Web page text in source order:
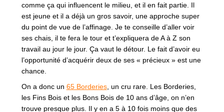
comme ça qui influencent le milieu, et il en fait partie. Il
est jeune et il a déjà un gros savoir, une approche super
du point de vue de l’affinage. Je te conseille d’aller voir
ses chais, il te fera le tour et t’expliquera de A à Z son
travail au jour le jour. Ça vaut le détour. Le fait d’avoir eu
l’opportunité d’acquérir deux de ses « précieux » est une
chance.
On a donc un 65 Borderies, un cru rare. Les Borderies,
les Fins Bois et les Bons Bois de 10 ans d’âge, on n’en
trouve presque plus. Il y en a 5 à 10 fois moins que des